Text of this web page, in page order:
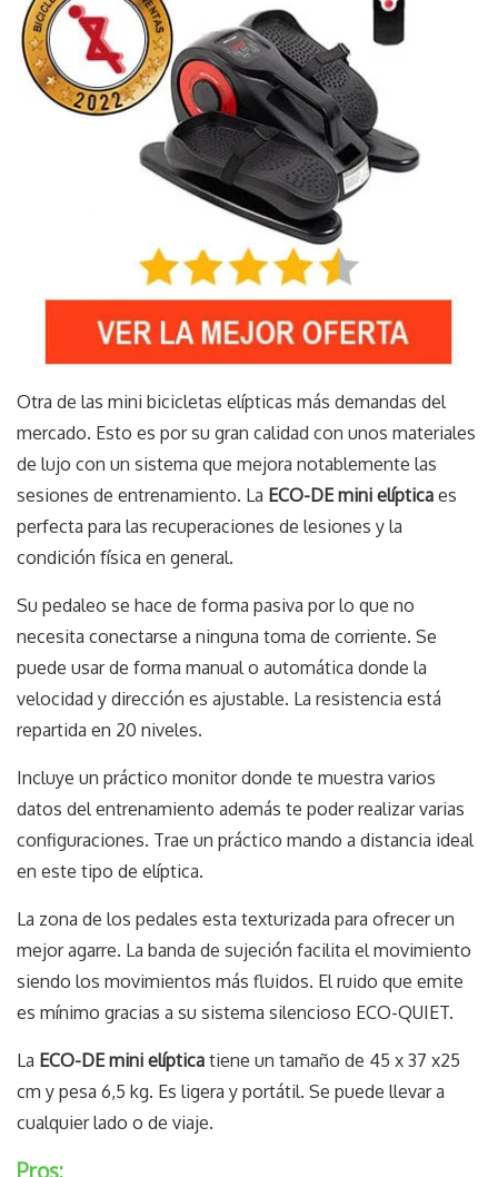
Otra de las mini bicicletas elípticas más demandas del
mercado. Esto es por su gran calidad con unos materiales
de lujo con un sistema que mejora notablemente las
sesiones de entrenamiento. La ECO-DE mini elíptica es
perfecta para las recuperaciones de lesiones y la
condición física en general.
Su pedaleo se hace de forma pasiva por lo que no
necesita conectarse a ninguna toma de corriente. Se
puede usar de forma manual o automática donde la
velocidad y dirección es ajustable. La resistencia está
repartida en 20 niveles.
Incluye un práctico monitor donde te muestra varios
datos del entrenamiento además te poder realizar varias
configuraciones. Trae un práctico mando a distancia ideal
en este tipo de elíptica.
La zona de los pedales esta texturizada para ofrecer un
mejor agarre. La banda de sujeción facilita el movimiento
siendo los movimientos más fluidos. El ruido que emite
es mínimo gracias a su sistema silencioso ECO-QUIET.
La ECO-DE mini elíptica tiene un tamaño de 45 x 37 x25
cm y pesa 6,5 kg. Es ligera y portátil. Se puede llevar a
cualquier lado o de viaje.
Pros: